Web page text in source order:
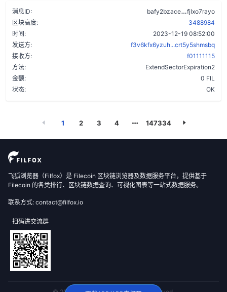
消息ID: bafy2bzace
fjlxo7rayo
区块高度:
3488984
时间:
2023-12-19 08:52:00
发送方:
f3v6kfx6yzuh...crt5y5shmsbq
接收方:
f01111115
方法:
ExtendSectorExpiration2
金额:
0 FIL
状态:
OK
1 2 3 4 147334
飞狐浏览器（Filfox）是 Filecoin 区块链浏览器及数据服务平台，提供基于
Filecoin 的各类排行、区块链数据查询、可视化图表等一站式数据服务。
联系方式: contact@filfox.io
扫码进交流群